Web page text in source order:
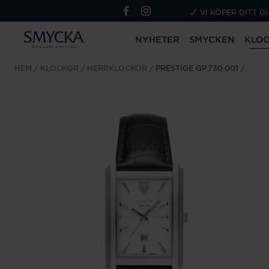
VI KÖPER DITT
NYHETER SMYCKEN
HEM KLOCKOR HERRKLOCKOR PRESTIGE GP.730.001